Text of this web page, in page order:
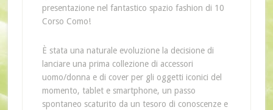
presentazione nel fantastico spazio fashion di 10
Corso Como!
È stata una naturale evoluzione la decisione di
lanciare una prima collezione di accessori
uomo/donna e di cover per gli oggetti iconici del
momento, tablet e smartphone, un passo
spontaneo scaturito da un tesoro di conoscenze e